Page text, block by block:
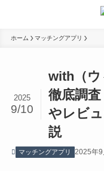
ホーム マッチングアプリ
with（ウ
徹底調
やレビ
説
2025
9/10
マッチングアプリ 2025年9